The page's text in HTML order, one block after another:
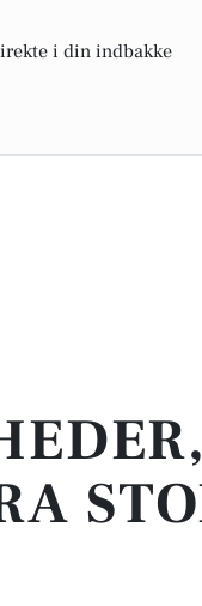
i din indbakke